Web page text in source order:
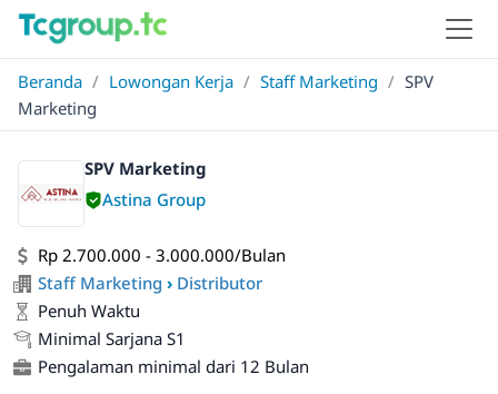
Beranda / Lowongan Kerja / Staff Marketing / SPV
Marketing
SPV Marketing
Astina Group
Rp 2.700.000 - 3.000.000/Bulan
Staff Marketing › Distributor
Penuh Waktu
Minimal Sarjana S1
Pengalaman minimal dari 12 Bulan